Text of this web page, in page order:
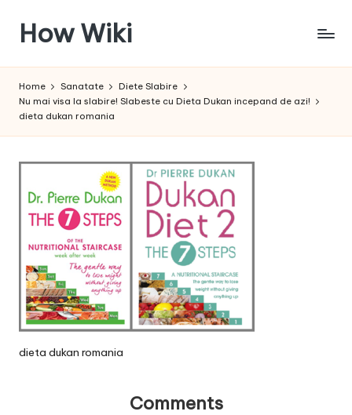
content
How Wiki
pentru
a
Home Sanatate
Diete Slabire
Nu mai visa la slabire! Slabeste cu Dieta Dukan incepand de azi!
dieta dukan romania
dieta dukan romania
Comments